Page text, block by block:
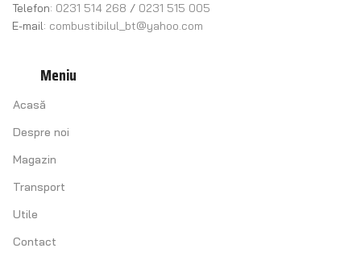
Telefon: 0231 514 268 / 0231 515 005
E-mail: combustibilul_bt@yahoo.com
Meniu
Acasă
Despre noi
Magazin
Transport
Utile
Contact